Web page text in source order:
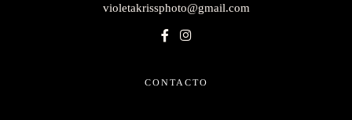
violetakrissphoto@gmail.com
CONTACTO